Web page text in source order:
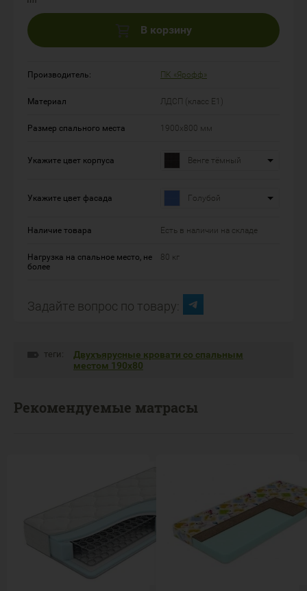
В корзину
Производитель: ПК «Ярофф»
Материал ЛДСП (класс Е1)
Размер спального места 1900х800 мм
Укажите цвет корпуса Венге тёмный
Укажите цвет фасада Голубой
Наличие товара Есть в наличии на складе
Нагрузка на спальное место, не
более
80 кг
Задайте вопрос по товару:
теги:
Двухъярусные кровати со спальным
местом 190х80
Рекомендуемые матрасы